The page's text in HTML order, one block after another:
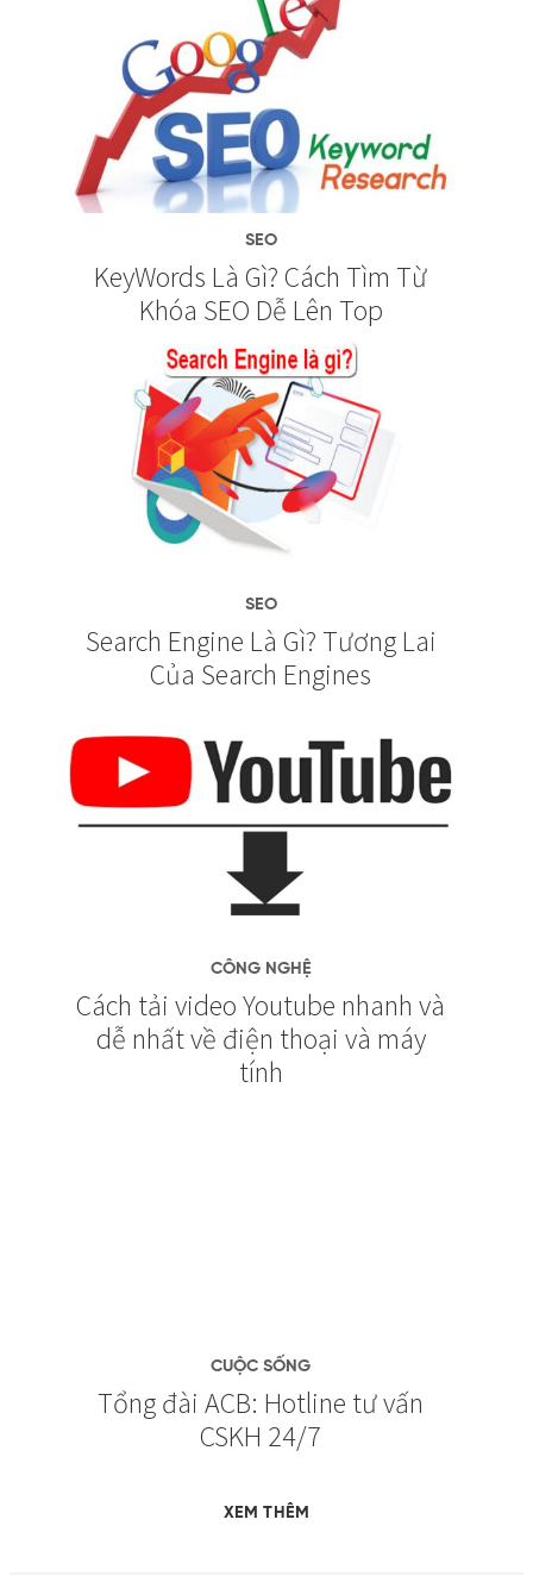
SEO
KeyWords Là Gì? Cách Tìm Từ
Khóa SEO Dễ Lên Top
SEO
Search Engine Là Gì? Tương Lai
Của Search Engines
CÔNG NGHỆ
Cách tải video Youtube nhanh và
dễ nhất về điện thoại và máy
tính
CUỘC SỐNG
Tổng đài ACB: Hotline tư vấn
CSKH 24/7
XEM THÊM